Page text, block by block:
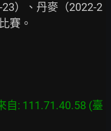
）、丹麥（2022-2
賽。
自: 111.71.40.58 (臺